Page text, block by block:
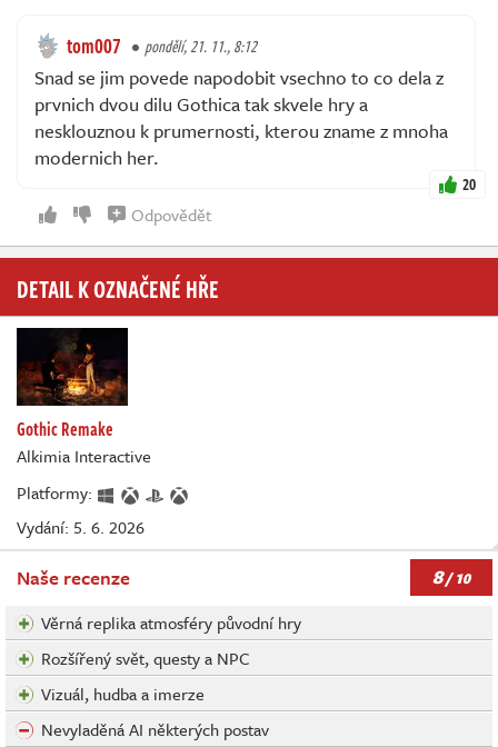
tom007 pondělí, 21. 11., 8:12
Snad se jim povede napodobit vsechno to co dela z
prvnich dvou dilu Gothica tak skvele hry a
nesklouznou k prumernosti, kterou zname z mnoha
modernich her.
20
Odpovědět
DETAIL K OZNAČENÉ HŘE
Gothic Remake
Alkimia Interactive
Platformy:
Vydání: 5. 6. 2026
Naše recenze 8/ 10
Věrná replika atmosféry původní hry
Rozšířený svět, questy a NPC
Vizuál, hudba a imerze
Nevyladěná AI některých postav